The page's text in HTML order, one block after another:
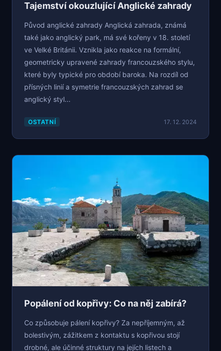
Tajemství okouzlující Anglické zahrady
Původ anglické zahrady Anglická zahrada, známá
také jako anglický park, má své kořeny v 18. století
ve Velké Británii. Vznikla jako reakce na formální,
geometricky upravené zahrady francouzského stylu,
které byly typické pro období baroka. Na rozdíl od
přísných linií a symetrie francouzských zahrad se
anglický styl...
OSTATNÍ 17. 12. 2024
Popálení od kopřivy: Co na něj zabírá?
Co způsobuje pálení kopřivy? Za nepříjemným, až
bolestivým, zážitkem z kontaktu s kopřivou stojí
drobné, ale účinné struktury na jejích listech a